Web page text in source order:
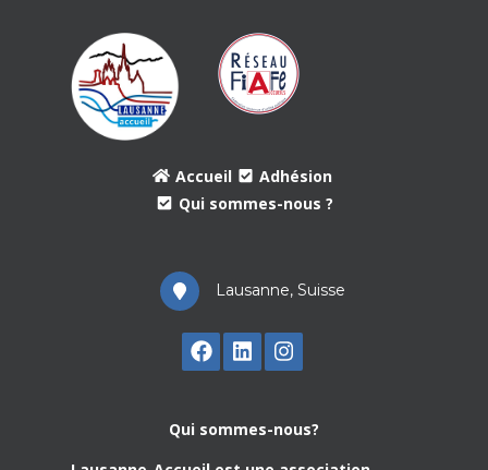
Accueil
Adhésion
Qui sommes-nous ?
Lausanne, Suisse
Qui sommes-nous?